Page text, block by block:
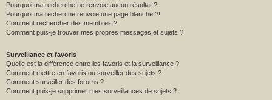
Pourquoi ma recherche ne renvoie aucun résultat ?
Pourquoi ma recherche renvoie une page blanche ?!
Comment rechercher des membres ?
Comment puis-je trouver mes propres messages et sujets ?
Surveillance et favoris
Quelle est la différence entre les favoris et la surveillance ?
Comment mettre en favoris ou surveiller des sujets ?
Comment surveiller des forums ?
Comment puis-je supprimer mes surveillances de sujets ?